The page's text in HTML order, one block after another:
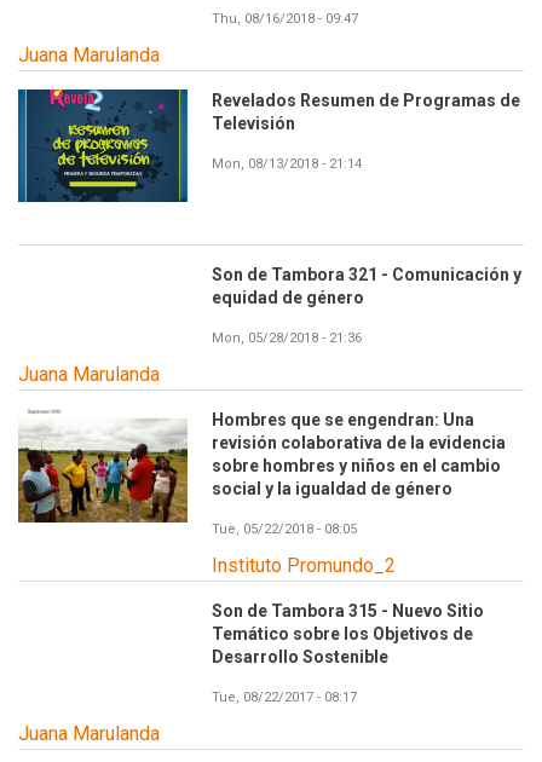
Thu, 08/16/2018 - 09:47
Juana Marulanda
Revelados Resumen de Programas de
Televisión
Mon, 08/13/2018 - 21:14
Son de Tambora 321 - Comunicación y
equidad de género
Mon, 05/28/2018 - 21:36
Juana Marulanda
Hombres que se engendran: Una
revisión colaborativa de la evidencia
sobre hombres y niños en el cambio
social y la igualdad de género
Tue, 05/22/2018 - 08:05
Instituto Promundo_2
Son de Tambora 315 - Nuevo Sitio
Temático sobre los Objetivos de
Desarrollo Sostenible
Tue, 08/22/2017 - 08:17
Juana Marulanda